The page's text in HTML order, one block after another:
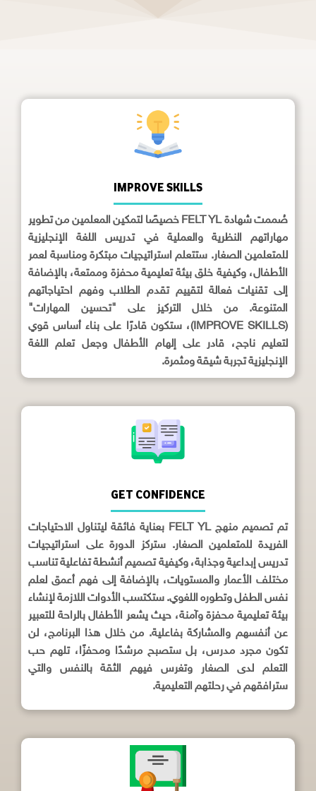
IMPROVE SKILLS
صُممت شهادة FELT YL خصيصًا لتمكين المعلمين من تطوير
مهاراتهم النظرية والعملية في تدريس اللغة الإنجليزية
للمتعلمين الصغار. ستتعلم استراتيجيات مبتكرة ومناسبة لعمر
الأطفال، وكيفية خلق بيئة تعليمية محفزة وممتعة، بالإضافة
إلى تقنيات فعالة لتقييم تقدم الطلاب وفهم احتياجاتهم
المتنوعة. من خلال التركيز على "تحسين المهارات"
(IMPROVE SKILLS)، ستكون قادرًا على بناء أساس قوي
لتعليم ناجح، قادر على إلهام الأطفال وجعل تعلم اللغة
الإنجليزية تجربة شيقة ومثمرة.
GET CONFIDENCE
تم تصميم منهج FELT YL بعناية فائقة ليتناول الاحتياجات
الفريدة للمتعلمين الصغار. ستركز الدورة على استراتيجيات
تدريس إبداعية وجذابة، وكيفية تصميم أنشطة تفاعلية تناسب
مختلف الأعمار والمستويات، بالإضافة إلى فهم أعمق لعلم
نفس الطفل وتطوره اللغوي. ستكتسب الأدوات اللازمة لإنشاء
بيئة تعليمية محفزة وآمنة، حيث يشعر الأطفال بالراحة للتعبير
عن أنفسهم والمشاركة بفاعلية. من خلال هذا البرنامج، لن
تكون مجرد مدرس، بل ستصبح مرشدًا ومحفزًا، تلهم حب
التعلم لدى الصغار وتغرس فيهم الثقة بالنفس والتي
سترافقهم في رحلتهم التعليمية.